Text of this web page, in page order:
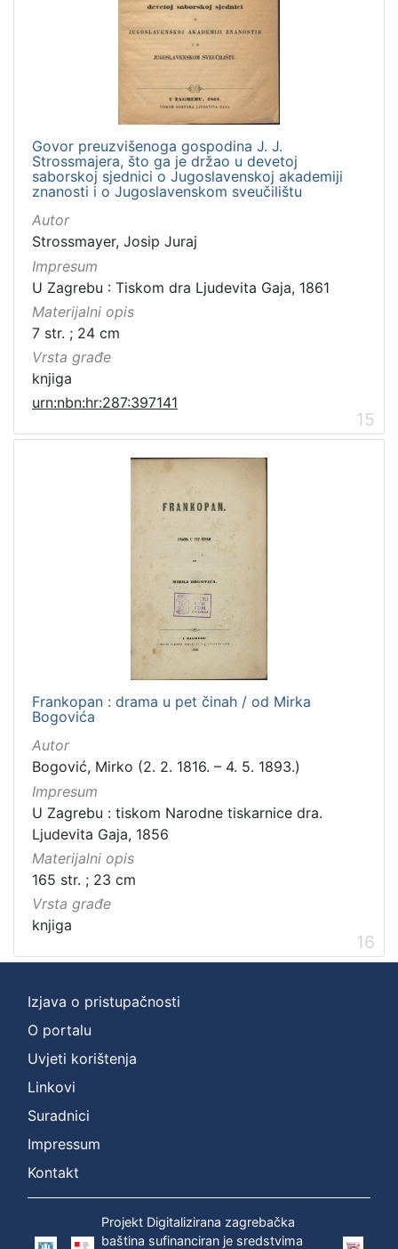
Govor preuzvišenoga gospodina J. J.
Strossmajera, što ga je držao u devetoj
saborskoj sjednici o Jugoslavenskoj akademiji
znanosti i o Jugoslavenskom sveučilištu
Autor
Strossmayer, Josip Juraj
Impresum
U Zagrebu : Tiskom dra Ljudevita Gaja, 1861
Materijalni opis
7 str. ; 24 cm
Vrsta građe
knjiga
urn:nbn:hr:287:397141
15
Frankopan : drama u pet činah / od Mirka
Bogovića
Autor
Bogović, Mirko (2. 2. 1816. – 4. 5. 1893.)
Impresum
U Zagrebu : tiskom Narodne tiskarnice dra.
Ljudevita Gaja, 1856
Materijalni opis
165 str. ; 23 cm
Vrsta građe
knjiga
16
Izjava o pristupačnosti
O portalu
Uvjeti korištenja
Linkovi
Suradnici
Impressum
Kontakt
Projekt Digitalizirana zagrebačka
baština sufinanciran je sredstvima